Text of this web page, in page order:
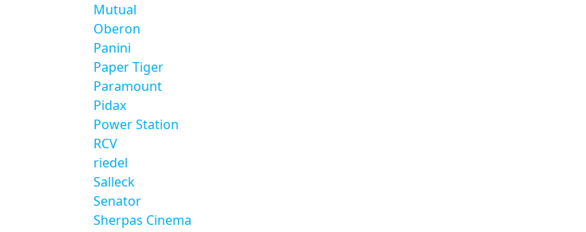
Mutual
Oberon
Panini
Paper Tiger
Paramount
Pidax
Power Station
RCV
riedel
Salleck
Senator
Sherpas Cinema